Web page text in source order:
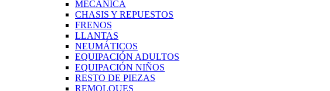
MECANICA
CHASIS Y REPUESTOS
FRENOS
LLANTAS
NEUMÁTICOS
EQUIPACIÓN ADULTOS
EQUIPACIÓN NIÑOS
RESTO DE PIEZAS
REMOLQUES